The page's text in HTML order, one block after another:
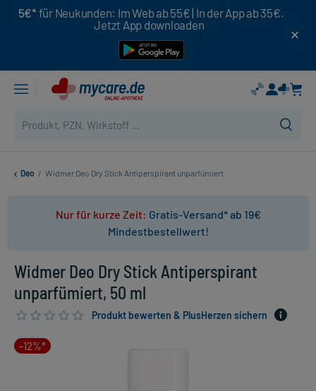
5€* für Neukunden: Im Web ab 55€ | In der App ab 35€.
Jetzt App downloaden
Deo / Widmer Deo Dry Stick Antiperspirant unparfümiert
Nur für kurze Zeit: Gratis-Versand* ab 19€
Mindestbestellwert!
Widmer Deo Dry Stick Antiperspirant
unparfümiert, 50 ml
Produkt bewerten & PlusHerzen sichern
-12%*